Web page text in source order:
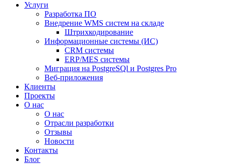
Услуги
Разработка ПО
Внедрение WMS систем на складе
Штрихкодирование
Информационные системы (ИС)
CRM системы
ERP/MES системы
Миграция на PostgreSQl и Postgres Pro
Веб-приложения
Клиенты
Проекты
О нас
О нас
Отрасли разработки
Отзывы
Новости
Контакты
Блог